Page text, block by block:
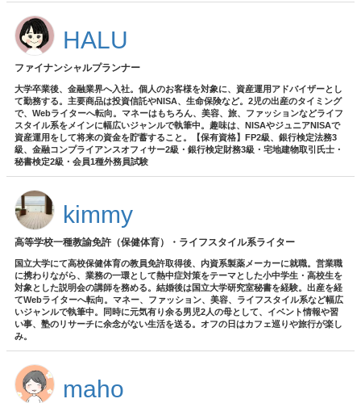
HALU
ファイナンシャルプランナー
大学卒業後、金融業界へ入社。個人のお客様を対象に、資産運用アドバイザーとし
て勤務する。主要商品は投資信託やNISA、生命保険など。2児の出産のタイミング
で、Webライターへ転向。マネーはもちろん、美容、旅、ファッションなどライフ
スタイル系をメインに幅広いジャンルで執筆中。趣味は、NISAやジュニアNISAで
資産運用をして将来の資金を貯蓄すること。【保有資格】FP2級、銀行検定法務3
級、金融コンプライアンスオフィサー2級・銀行検定財務3級・宅地建物取引氏士・
秘書検定2級・会員1種外務員試験
kimmy
高等学校一種教諭免許（保健体育）・ライフスタイル系ライター
国立大学にて高校保健体育の教員免許取得後、内資系製薬メーカーに就職。営業職
に携わりながら、業務の一環として熱中症対策をテーマとした小中学生・高校生を
対象とした説明会の講師を務める。結婚後は国立大学研究室秘書を経験。出産を経
てWebライターへ転向。マネー、ファッション、美容、ライフスタイル系など幅広
いジャンルで執筆中。同時に元気有り余る男児2人の母として、イベント情報や習
い事、塾のリサーチに余念がない生活を送る。オフの日はカフェ巡りや旅行が楽し
み。
maho